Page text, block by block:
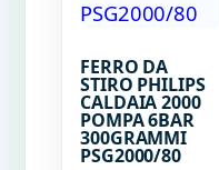
FERRO DA
STIRO PHILIPS
CALDAIA 2000
POMPA 6BAR
300GRAMMI
PSG2000/80